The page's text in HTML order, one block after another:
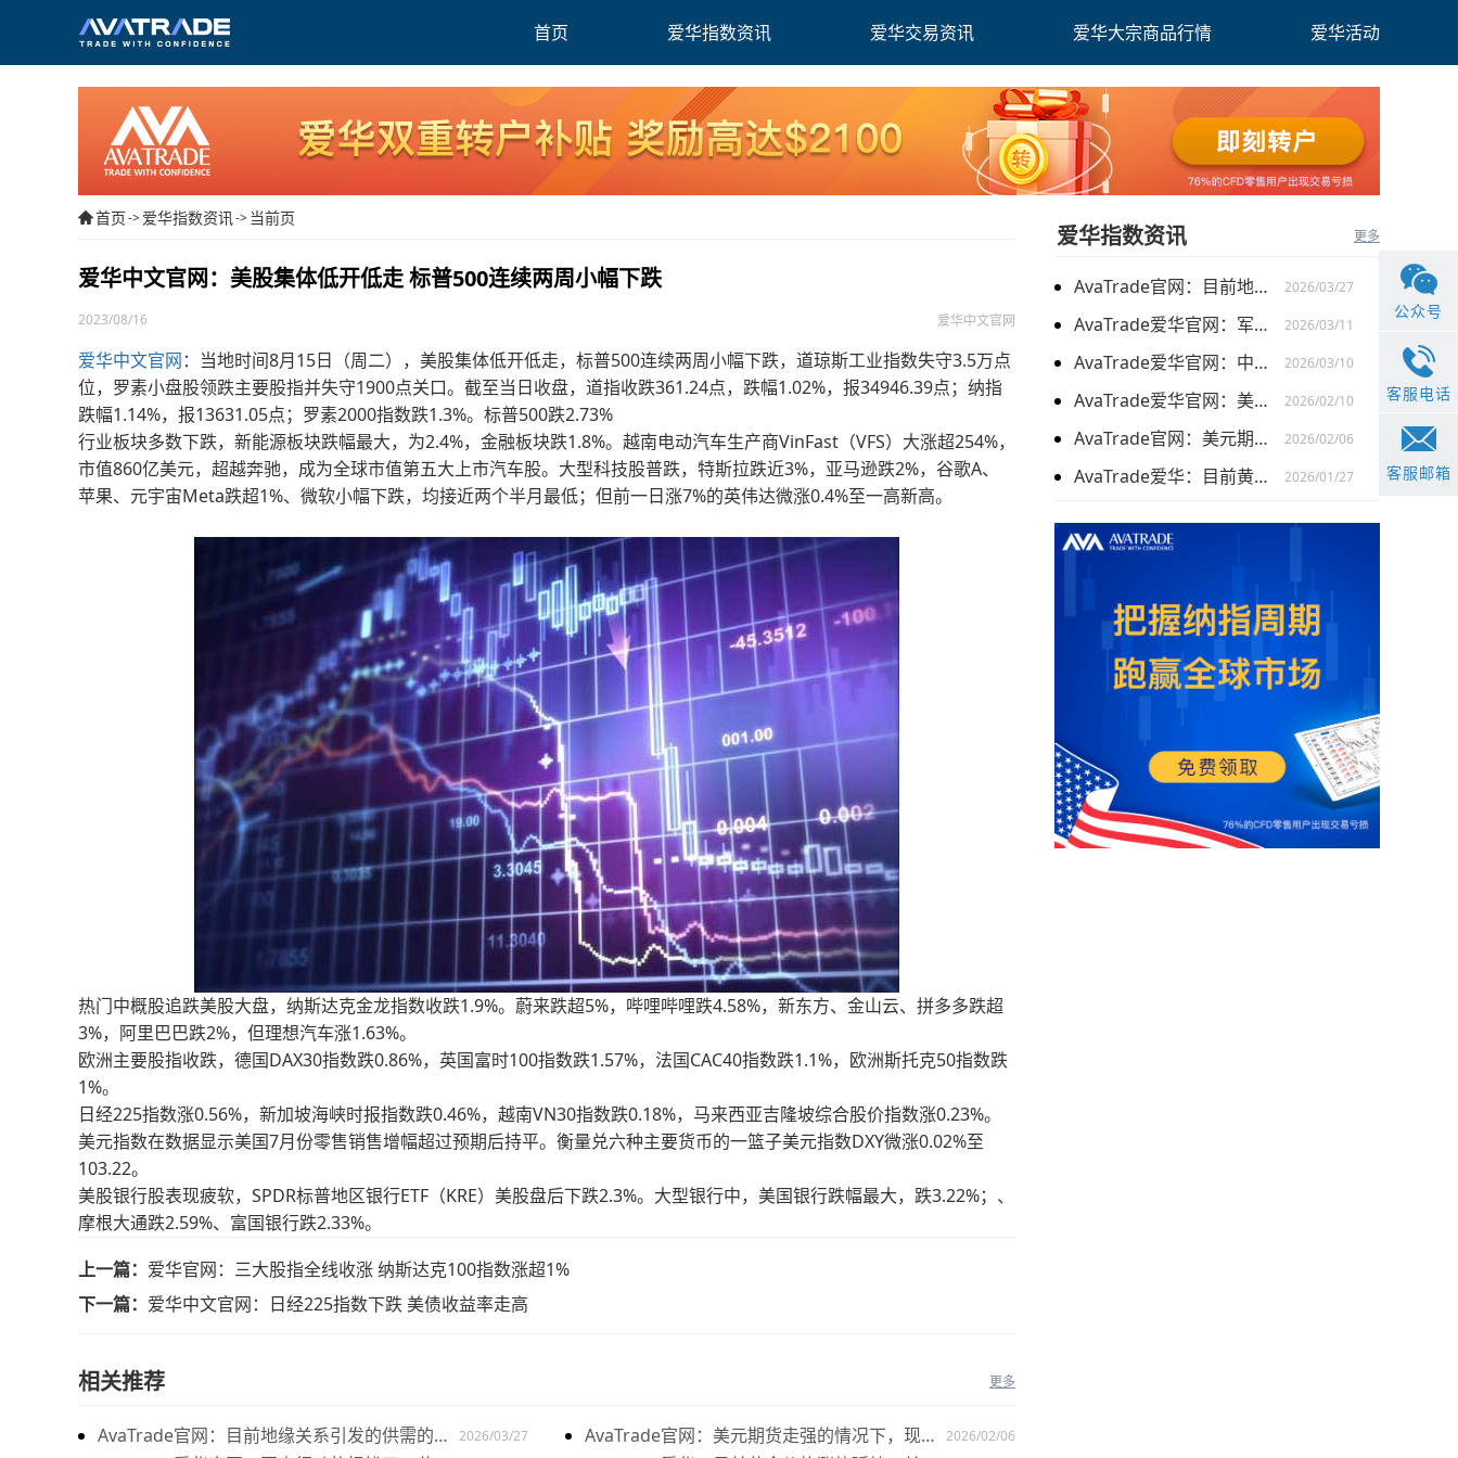
首页 爱华指数资讯 爱华交易资讯 爱华大宗商品行情 爱华活动
首页->爱华指数资讯-> 当前页
爱华中文官网：美股集体低开低走 标普500连续两周小幅下跌
2023/08/16 爱华中文官网
爱华中文官网：当地时间8月15日（周二），美股集体低开低走，标普500连续两周小幅下跌，道琼斯工业指数失守3.5万点
位，罗素小盘股领跌主要股指并失守1900点关口。截至当日收盘，道指收跌361.24点，跌幅1.02%，报34946.39点；纳指
跌幅1.14%，报13631.05点；罗素2000指数跌1.3%。标普500跌2.73%
行业板块多数下跌，新能源板块跌幅最大，为2.4%，金融板块跌1.8%。越南电动汽车生产商VinFast（VFS）大涨超254%，
市值860亿美元，超越奔驰，成为全球市值第五大上市汽车股。大型科技股普跌，特斯拉跌近3%，亚马逊跌2%，谷歌A、
苹果、元宇宙Meta跌超1%、微软小幅下跌，均接近两个半月最低；但前一日涨7%的英伟达微涨0.4%至一高新高。
热门中概股追跌美股大盘，纳斯达克金龙指数收跌1.9%。蔚来跌超5%，哔哩哔哩跌4.58%，新东方、金山云、拼多多跌超
3%，阿里巴巴跌2%，但理想汽车涨1.63%。
欧洲主要股指收跌，德国DAX30指数跌0.86%，英国富时100指数跌1.57%，法国CAC40指数跌1.1%，欧洲斯托克50指数跌
1%。
日经225指数涨0.56%，新加坡海峡时报指数跌0.46%，越南VN30指数跌0.18%，马来西亚吉隆坡综合股价指数涨0.23%。
美元指数在数据显示美国7月份零售销售增幅超过预期后持平。衡量兑六种主要货币的一篮子美元指数DXY微涨0.02%至
103.22。
美股银行股表现疲软，SPDR标普地区银行ETF（KRE）美股盘后下跌2.3%。大型银行中，美国银行跌幅最大，跌3.22%；、
摩根大通跌2.59%、富国银行跌2.33%。
上一篇： 爱华官网：三大股指全线收涨 纳斯达克100指数涨超1%
下一篇： 爱华中文官网：日经225指数下跌 美债收益率走高
相关推荐 更多
AvaTrade官网：目前地缘关系引发的供需的变
2026/03/27
AvaTrade官网：美元期货走强的情况下，现货
2026/02/06
爱华指数资讯 更多
AvaTrade官网：目前地缘关系引发的供需的变化，带来的燃料油价格持续上涨 2026/03/27
AvaTrade爱华官网：军事行动的担忧下，黄金价格持续上涨 2026/03/11
AvaTrade爱华官网：中东局势以及避险需求下，黄金价格走势稳健 2026/03/10
AvaTrade爱华官网：美元走弱以及就业数据疲软，美股三大指数集体上涨 2026/02/10
AvaTrade官网：美元期货走强的情况下，现货黄金价格探底回升 2026/02/06
AvaTrade爱华：目前黄金价格涨势延续，关注全球市场变化 2026/01/27
公众号
客服电话
客服邮箱